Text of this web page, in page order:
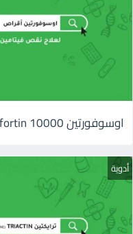
اوسوفورتين 10000 Ossofortin | فيتامين د أقراص
أدوية